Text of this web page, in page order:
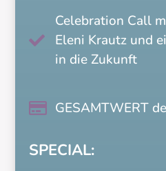

Celebration Call
Eleni Krautz und
in die Zukunft
 GESAMTWERT
SPECIAL: